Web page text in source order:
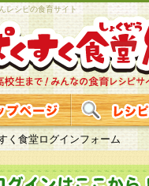
レシピの食育サイト
く食堂ログインフォーム